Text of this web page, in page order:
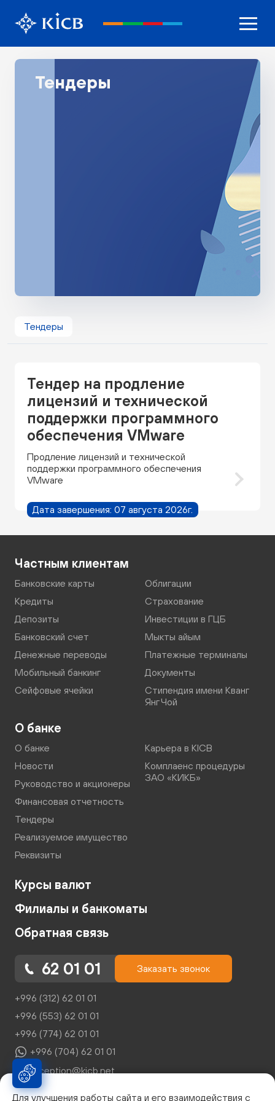
Для улучшения работы сайта и его взаимодействия с
Тендеры
Тендеры
Дата завершения: 07 августа 2026г.
Тендер на продление
лицензий и технической
поддержки программного
обеспечения VMware
Продление лицензий и технической
поддержки программного обеспечения
VMware
Частным клиентам
Банковские карты
Кредиты
Депозиты
Банковский счет
Денежные переводы
Мобильный банкинг
Сейфовые ячейки
Облигации
Страхование
Инвестиции в ГЦБ
Мыкты айым
Платежные терминалы
Документы
Стипендия имени Кванг
Янг Чой
О банке
О банке
Новости
Руководство и акционеры
Финансовая отчетность
Тендеры
Реализуемое имущество
Реквизиты
Карьера в KICB
Комплаенс процедуры
ЗАО «КИКБ»
Курсы валют
Филиалы и банкоматы
Обратная связь
62 01 01 Заказать звонок
+996 (312) 62 01 01
+996 (553) 62 01 01
+996 (774) 62 01 01
+996 (704) 62 01 01
reception@kicb.net